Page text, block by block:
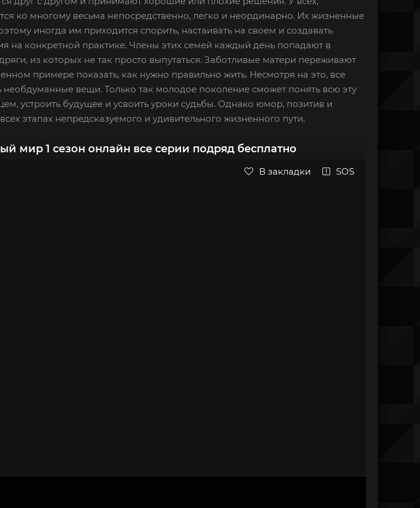
ко многому весьма непосредственно, легко и неординарно. Их жизненные
иногда им приходится спорить, настаивать на своем и создавать
на конкретной практике. Члены этих семей каждый день попадают в
из которых не так просто выпутаться. Заботливые матери переживают
примере показать, как нужно правильно жить. Несмотря на это, все
необдуманные вещи. Только так молодое поколение сможет понять всю эту
устроить будущее и усвоить уроки судьбы. Однако юмор, позитив и
этапах непредсказуемого и удивительного жизненного пути.
мир 1 сезон онлайн все серии подряд бесплатно
В закладки SOS